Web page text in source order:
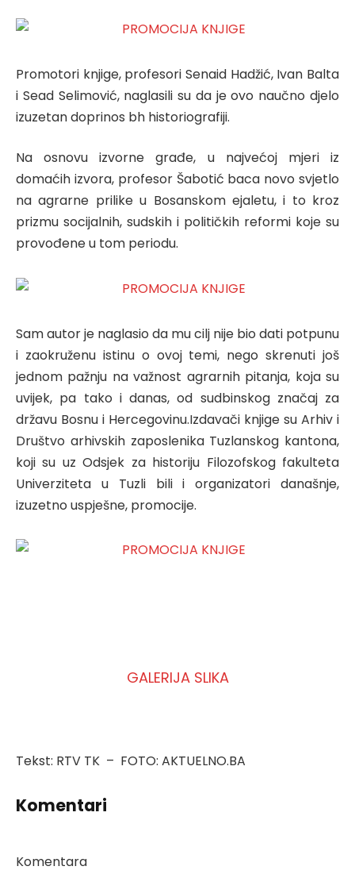
Promotori knjige, profesori Senaid Hadžić, Ivan Balta
i Sead Selimović, naglasili su da je ovo naučno djelo
izuzetan doprinos bh historiografiji.
Na osnovu izvorne građe, u najvećoj mjeri iz
domaćih izvora, profesor Šabotić baca novo svjetlo
na agrarne prilike u Bosanskom ejaletu, i to kroz
prizmu socijalnih, sudskih i političkih reformi koje su
provođene u tom periodu.
Sam autor je naglasio da mu cilj nije bio dati potpunu
i zaokruženu istinu o ovoj temi, nego skrenuti još
jednom pažnju na važnost agrarnih pitanja, koja su
uvijek, pa tako i danas, od sudbinskog značaj za
državu Bosnu i Hercegovinu.Izdavači knjige su Arhiv i
Društvo arhivskih zaposlenika Tuzlanskog kantona,
koji su uz Odsjek za historiju Filozofskog fakulteta
Univerziteta u Tuzli bili i organizatori današnje,
izuzetno uspješne, promocije.
GALERIJA SLIKA
Tekst: RTV TK – FOTO: AKTUELNO.BA
Komentari
Komentara